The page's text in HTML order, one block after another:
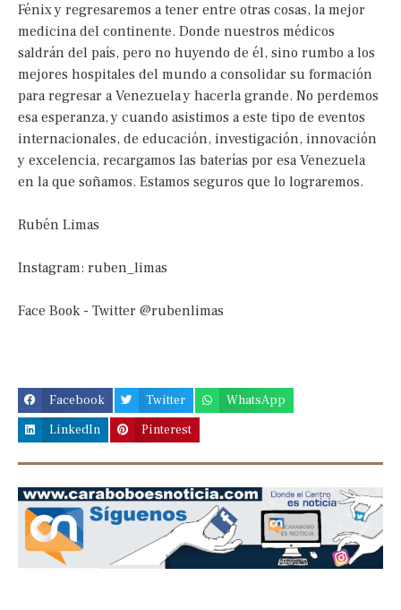
Fénix y regresaremos a tener entre otras cosas, la mejor
medicina del continente. Donde nuestros médicos
saldrán del país, pero no huyendo de él, sino rumbo a los
mejores hospitales del mundo a consolidar su formación
para regresar a Venezuela y hacerla grande. No perdemos
esa esperanza, y cuando asistimos a este tipo de eventos
internacionales, de educación, investigación, innovación
y excelencia, recargamos las baterías por esa Venezuela
en la que soñamos. Estamos seguros que lo lograremos.
Rubén Limas
Instagram: ruben_limas
Face Book - Twitter @rubenlimas
Facebook Twitter
WhatsApp
LinkedIn
Pinterest
Previous
slide
Next
slide